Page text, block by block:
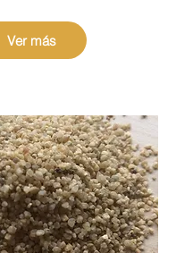
Ver más